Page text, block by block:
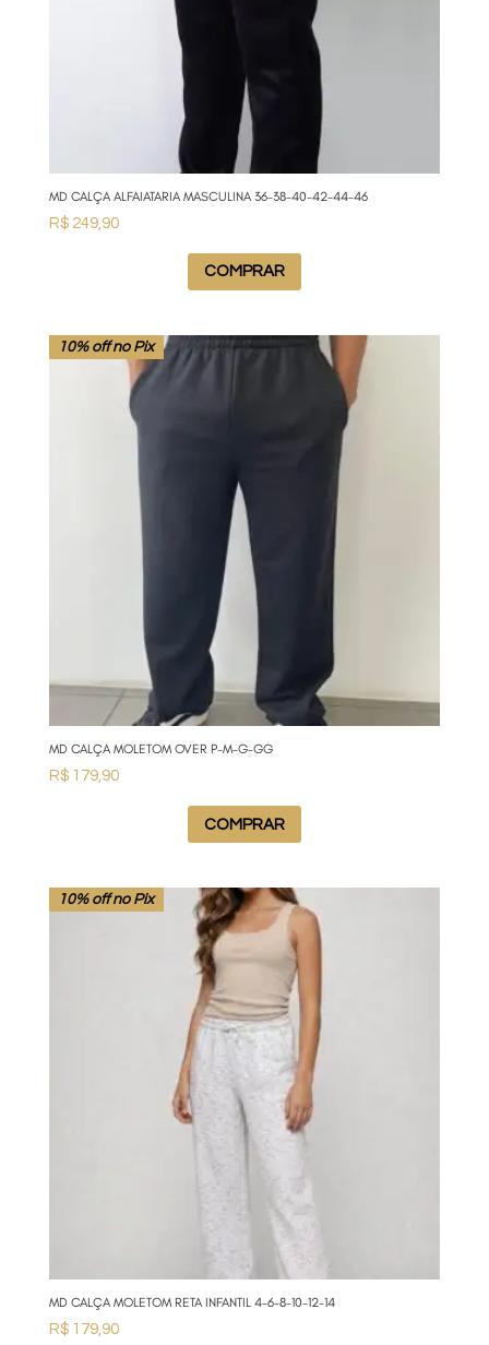
MD CALÇA ALFAIATARIA MASCULINA 36-38-40-42-44-46
R$249,90
COMPRAR
10% off no Pix
MD CALÇA MOLETOM OVER P-M-G-GG
R$179,90
COMPRAR
10% off no Pix
MD CALÇA MOLETOM RETA INFANTIL 4-6-8-10-12-14
R$179,90